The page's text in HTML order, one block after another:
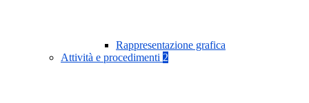
Rappresentazione grafica
Attività e procedimenti 2